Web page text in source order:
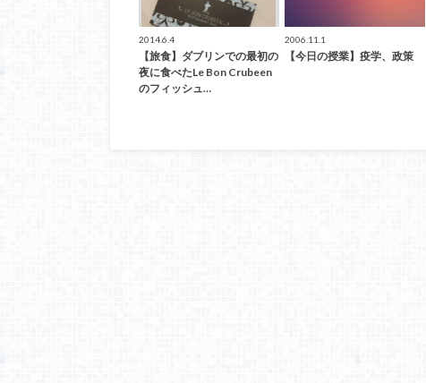
2014.6.4
【旅食】ダブリンでの最初の
夜に食べたLe Bon Crubeen
のフィッシュ…
2006.11.1
【今日の授業】疫学、政策